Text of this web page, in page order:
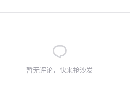
暂无评论，快来抢沙发